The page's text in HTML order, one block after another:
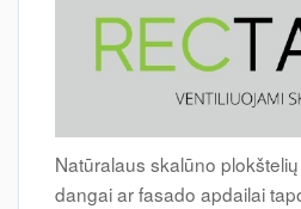
Natūralaus skalūno
dangai ar fasado apdailai